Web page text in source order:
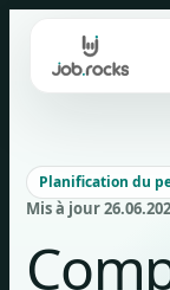
content
Planification du
Mis à jour